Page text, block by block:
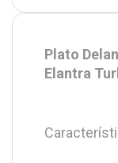
Plato
Elantra